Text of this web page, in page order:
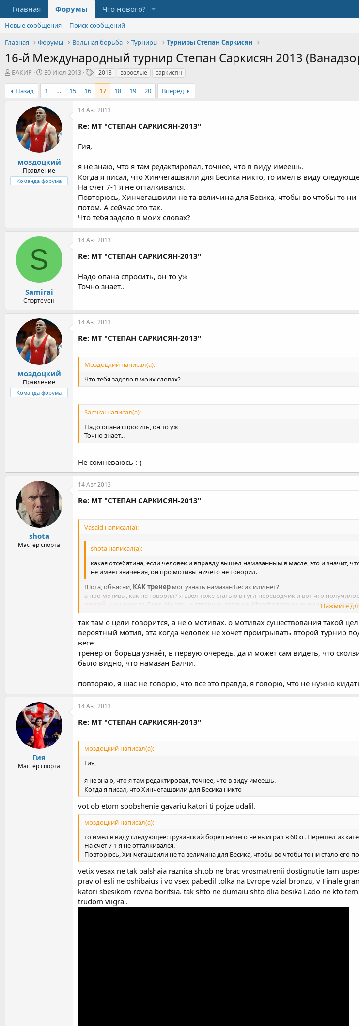
Главная Форумы Что нового?
Новые сообщения
Поиск сообщений
Главная
Форумы Вольная борьба Турниры Турниры Степан Саркисян
16-й Международный турнир Степан Саркисян 2013
А
т
о
БАКИР
Д
т
а
н
а
ч
а
л
а
30 Июл 2013
Т
и
2013 взрослые саркисян
Назад 1 … 15 16 17 18 19 20 Вперёд
моздоцкий
Правление
Команда форума
14 Авг 2013
Re: МТ "СТЕПАН САРКИСЯН-2013"
Гия,
я не знаю, что я там редактировал, точнее, что в виду имеешь.
Когда я писал, что Хинчегашвили для Бесика никто, то имел в виду
На счет 7-1 я не отталкивался.
Повторюсь, Хинчегашвили не та величина для Бесика, чтобы во чтобы то
потом. А сейчас это так.
Что тебя задело в моих словах?
S
Samirai
Спортсмен
14 Авг 2013
Re: МТ "СТЕПАН САРКИСЯН-2013"
Надо опана спросить, он то уж
Точно знает...
моздоцкий
Правление
Команда форума
14 Авг 2013
Re: МТ "СТЕПАН САРКИСЯН-2013"
Моздоцкий написал(а):
Что тебя задело в моих словах?
Samirai написал(а):
Надо опана спросить, он то уж
Точно знает...
Не сомневаюсь :-)
shota
Мастер спорта
14 Авг 2013
Re: МТ "СТЕПАН САРКИСЯН-2013"
Vasald написал(а):
shota написал(а):
какая отсебятина, если человек и вправду вышел намазанным в масле, это и значит,
не имеет значения, он про мотивы ничего не говорил.
Нажмите
Шота, объясни, КАК тренер мог узнать намазан Бесик или нет?
а про мотивы, как не говорил? я ввел тоже статью в гугл переводчик и вот что
ценой
, и он смог за Ладо. Но это не страшно, главное, Khinchegashvili из лучших в
Нажмите
так там о цели говорится, а не о мотивах. о мотивах сушествования такой
вероятный мотив, эта когда человек не хочет проигрывать второй турнир
весе.
тренер от борьца узнаёт, в первую очередь, да и может сам видеть, что
было видно, что намазан Балчи.
повторяю, я шас не говорю, что всё это правда, я говорю, что не нужно
Гия
Мастер спорта
14 Авг 2013
Re: МТ "СТЕПАН САРКИСЯН-2013"
моздоцкий написал(а):
Гия,
я не знаю, что я там редактировал, точнее, что в виду имеешь.
Когда я писал, что Хинчегашвили для Бесика никто
vot ob etom soobshenie gavariu katori ti pojze udalil.
моздоцкий написал(а):
то имел в виду следующее: грузинский борец ничего не выиграл в 60 кг. Перешел из
На счет 7-1 я не отталкивался.
Повторюсь, Хинчегашвили не та величина для Бесика, чтобы во чтобы то ни стало его
vetix vesax ne tak balshaia raznica shtob ne brac vrosmatrenii dostignutie tam
praviol esli ne oshibaius i vo vsex pabedil tolka na Evrope vzial bronzu, v Finale
katori sbesikom rovna boritsia. tak shto ne dumaiu shto dlia besika Lado ne kto
trudom viigral.